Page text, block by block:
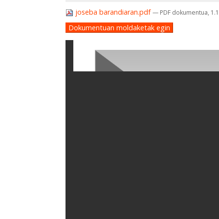
joseba barandiaran.pdf— PDF dokumentua,
Dokumentuan moldaketak egin